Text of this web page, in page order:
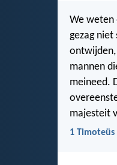
We weten
gezag
ontwijden,
mannen
meineed.
majesteit
1 Timoteüs